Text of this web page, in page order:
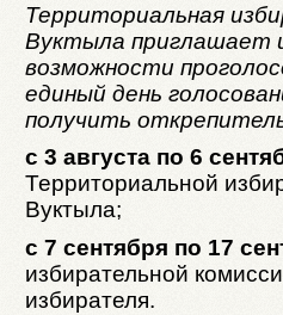
Территориальная
Вуктыла приглашает
возможности
единый день
получить
с 3 августа по 6
Территориальной
Вуктыла;
с 7 сентября по 17
избирательной
избирателя.